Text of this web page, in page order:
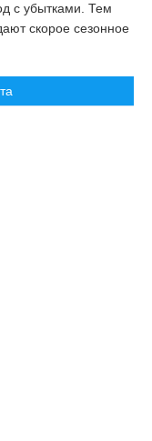
с убытками. Тем
скорое сезонное